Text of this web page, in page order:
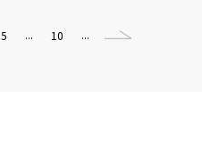
5 ... 10 ...